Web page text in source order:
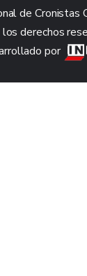
de
los derechos
por